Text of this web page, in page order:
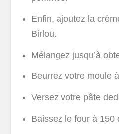
Enfin, ajoutez la
Birlou.
Mélangez jusqu’à
Beurrez votre moule
Versez votre pâte
Baissez le four à 150